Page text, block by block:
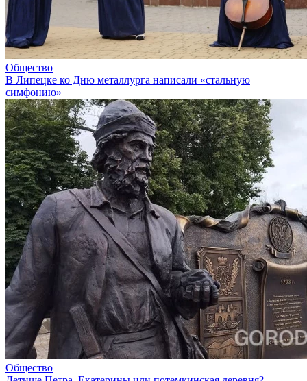
Общество
В Липецке ко Дню металлурга написали «стальную
симфонию»
Общество